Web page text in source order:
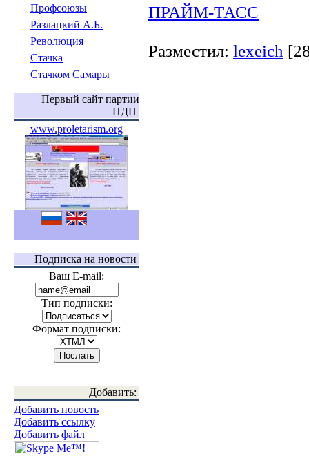
Профсоюзы
Разлацкий А.Б.
Революция
Стачка
Стачком Самары
Первый сайт партии
ПДП
www.proletarism.org
Подписка на новости
Ваш E-mail:
Тип подписки:
Формат подписки:
Добавить:
Добавить новость
Добавить ссылку
Добавить файл
ПРАЙМ-ТАСС
Разместил: lexeich